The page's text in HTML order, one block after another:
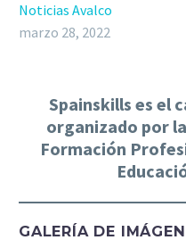
Noticias Avalco
marzo 28, 2022
Spainskills es el
organizado por la
Formación
GALERÍA DE